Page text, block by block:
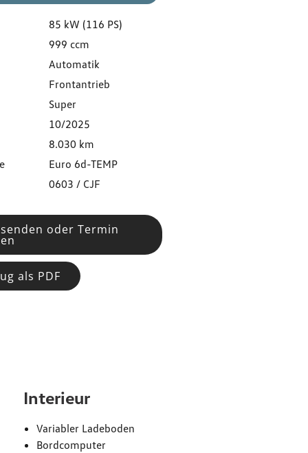
85 kW (116 PS)
999 ccm
Automatik
Frontantrieb
Super
10/2025
8.030 km
Euro 6d-TEMP
0603 / CJF
oder Termin
als PDF
Interieur
Variabler Ladeboden
Bordcomputer